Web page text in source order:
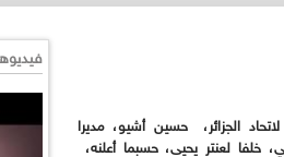
الجزائر، حسين أشيو، مديرا
خلفا لعنتر يحيى، حسبما أعلنه،